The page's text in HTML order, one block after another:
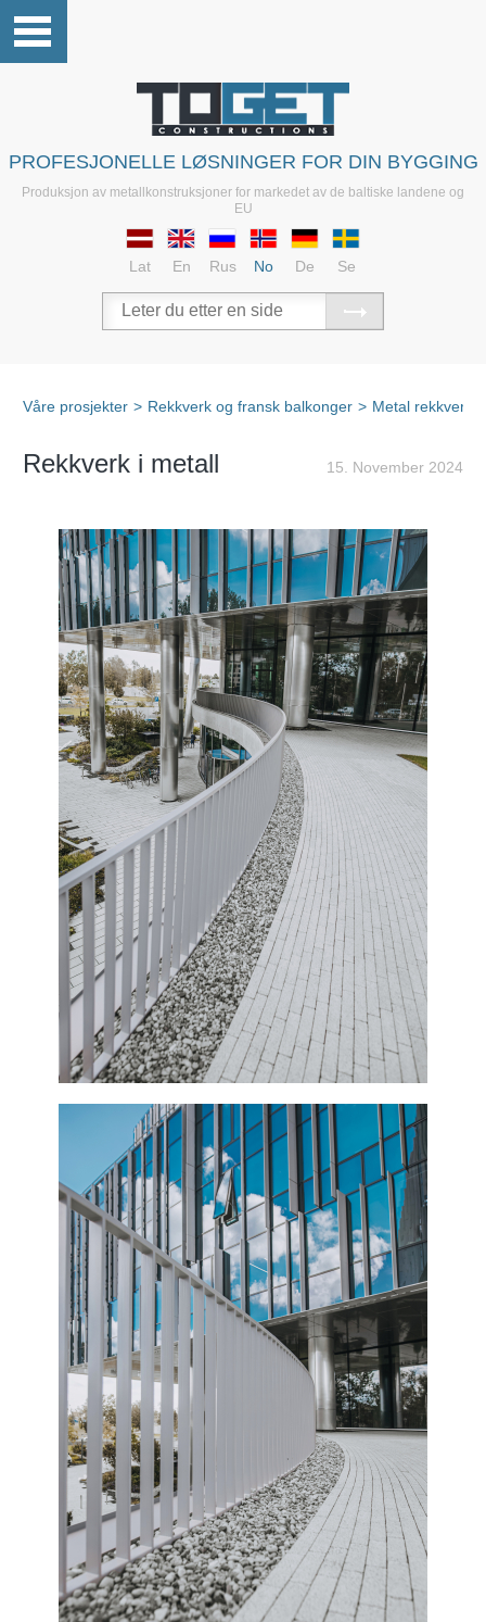
PROFESJONELLE LØSNINGER FOR DIN BYGGING
Produksjon av metallkonstruksjoner for markedet av de baltiske landene og
EU
Lat En Rus No De Se
Våre prosjekter > Rekkverk og fransk balkonger > Metal rekkverk
15. November 2024
Rekkverk i metall